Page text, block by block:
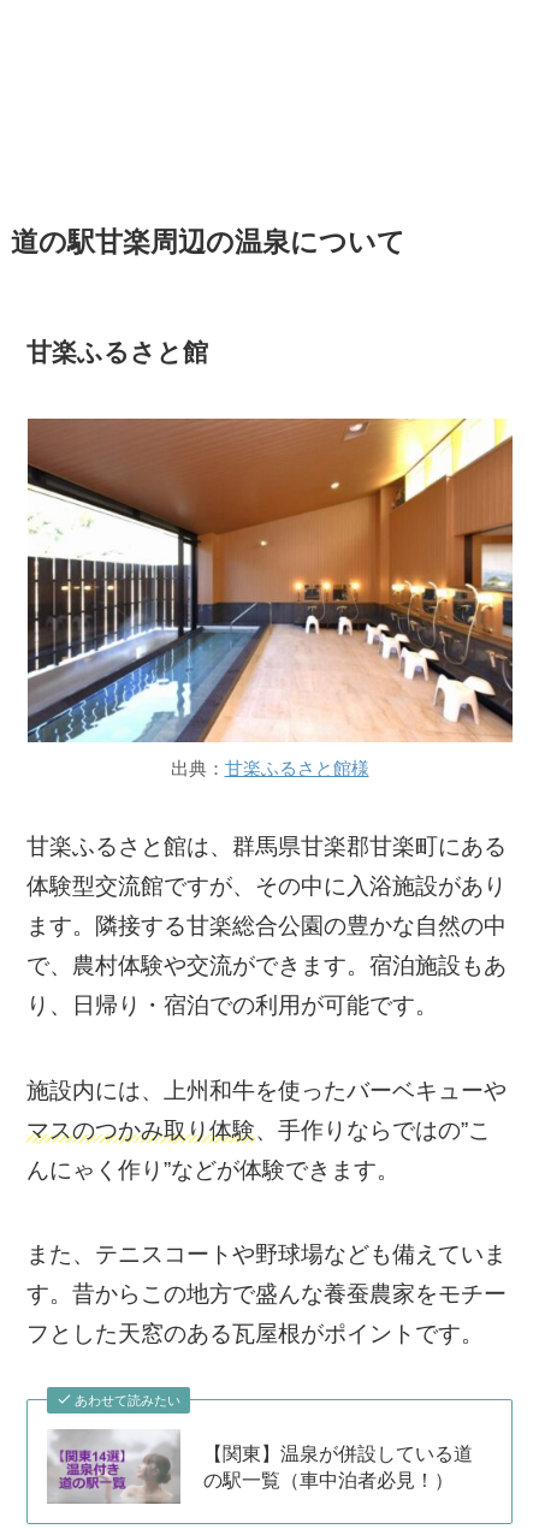
道の駅甘楽周辺の温泉について
甘楽ふるさと館
出典： 甘楽ふるさと館様
甘楽ふるさと館は、群馬県甘楽郡甘楽町にある
体験型交流館ですが、その中に入浴施設があり
ます。隣接する甘楽総合公園の豊かな自然の中
で、農村体験や交流ができます。宿泊施設もあ
り、日帰り・宿泊での利用が可能です。
施設内には、上州和牛を使ったバーベキューや
マスのつかみ取り体験、手作りならではの”こ
んにゃく作り”などが体験できます。
また、テニスコートや野球場なども備えていま
す。昔からこの地方で盛んな養蚕農家をモチー
フとした天窓のある瓦屋根がポイントです。
あわせて読みたい
【関東】温泉が併設している道
の駅一覧（車中泊者必見！）